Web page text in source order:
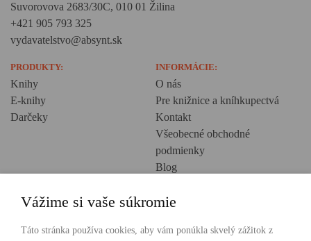
Suvorovova 2683/30C, 010 01 Žilina
+421 905 793 325
vydavatelstvo@absynt.sk
PRODUKTY:
Knihy
E-knihy
Darčeky
INFORMÁCIE:
O nás
Pre knižnice a kníhkupectvá
Kontakt
Všeobecné obchodné
podmienky
Blog
Creative Europe
POHODLNÉ NAKUPOVANIE
Vážime si vaše súkromie
Táto stránka používa cookies, aby vám ponúkla skvelý zážitok z